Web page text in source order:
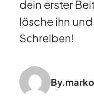
dein erster
lösche ihn
Schreiben!
By.marko